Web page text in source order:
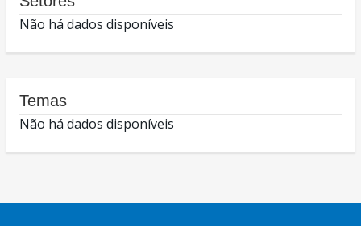
Não há dados disponíveis
Temas
Não há dados disponíveis